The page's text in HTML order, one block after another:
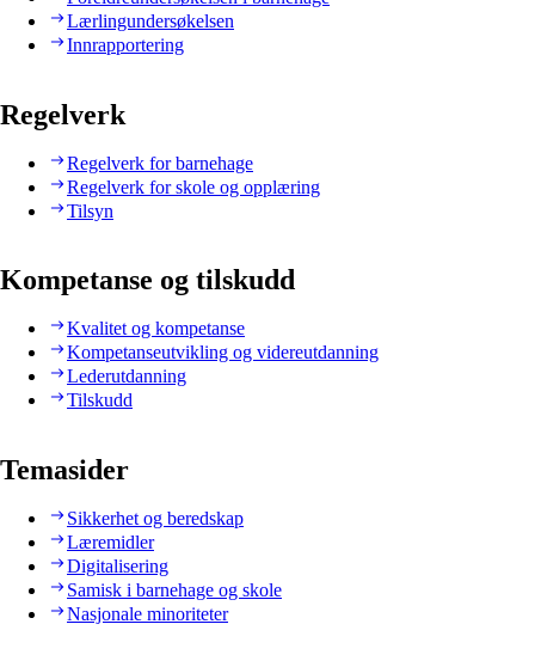
Lærlingundersøkelsen
Innrapportering
Regelverk
Regelverk for barnehage
Regelverk for skole og opplæring
Tilsyn
Kompetanse og tilskudd
Kvalitet og kompetanse
Kompetanseutvikling og videreutdanning
Lederutdanning
Tilskudd
Temasider
Sikkerhet og beredskap
Læremidler
Digitalisering
Samisk i barnehage og skole
Nasjonale minoriteter